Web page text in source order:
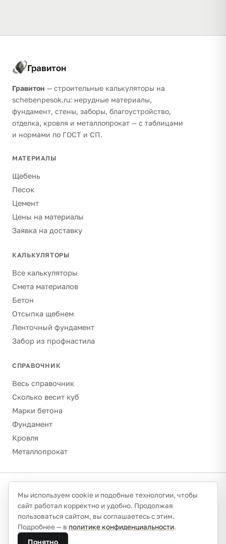
Гравитон
Гравитон — строительные калькуляторы на
schebenpesok.ru: нерудные материалы,
фундамент, стены, заборы, благоустройство,
отделка, кровля и металлопрокат — с таблицами
и нормами по ГОСТ и СП.
МАТЕРИАЛЫ
Щебень
Песок
Цемент
Цены на материалы
Заявка на доставку
КАЛЬКУЛЯТОРЫ
Все калькуляторы
Смета материалов
Бетон
Отсыпка щебнем
Ленточный фундамент
Забор из профнастила
СПРАВОЧНИК
Весь справочник
Сколько весит куб
Марки бетона
Фундамент
Кровля
Металлопрокат
Разработка отиванов.сайт
О проекте и контактыПолитика конфиденциальности
Обработка персональных данных
Плотности указаны ориентировочно (насыпные, сухое
Мы используем cookie и подобные технологии, чтобы
сайт работал корректно и удобно. Продолжая
пользоваться сайтом, вы соглашаетесь с этим.
Подробнее — в политике конфиденциальности.
Понятно